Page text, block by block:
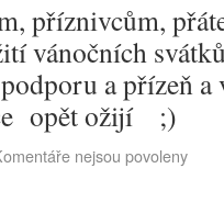
příznivcům,
vánočních
a přízeň
opět ožijí ;)
nejsou povoleny